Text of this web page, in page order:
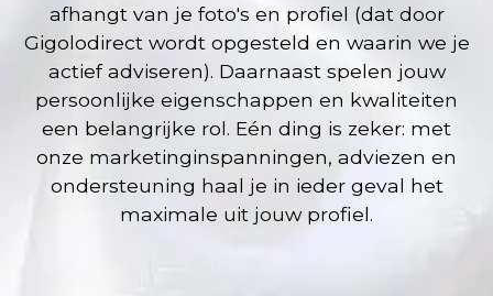
afhangt van je foto's en profiel (dat door
Gigolodirect wordt opgesteld en waarin we je
actief adviseren). Daarnaast spelen jouw
persoonlijke eigenschappen en kwaliteiten
een belangrijke rol. Eén ding is zeker: met
onze marketinginspanningen, adviezen en
ondersteuning haal je in ieder geval het
maximale uit jouw profiel.